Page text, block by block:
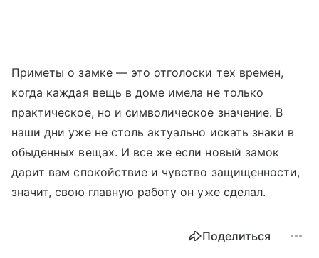
Приметы о замке — это отголоски тех времен,
когда каждая вещь в доме имела не только
практическое, но и символическое значение. В
наши дни уже не столь актуально искать знаки в
обыденных вещах. И все же если новый замок
дарит вам спокойствие и чувство защищенности,
значит, свою главную работу он уже сделал.
Поделиться